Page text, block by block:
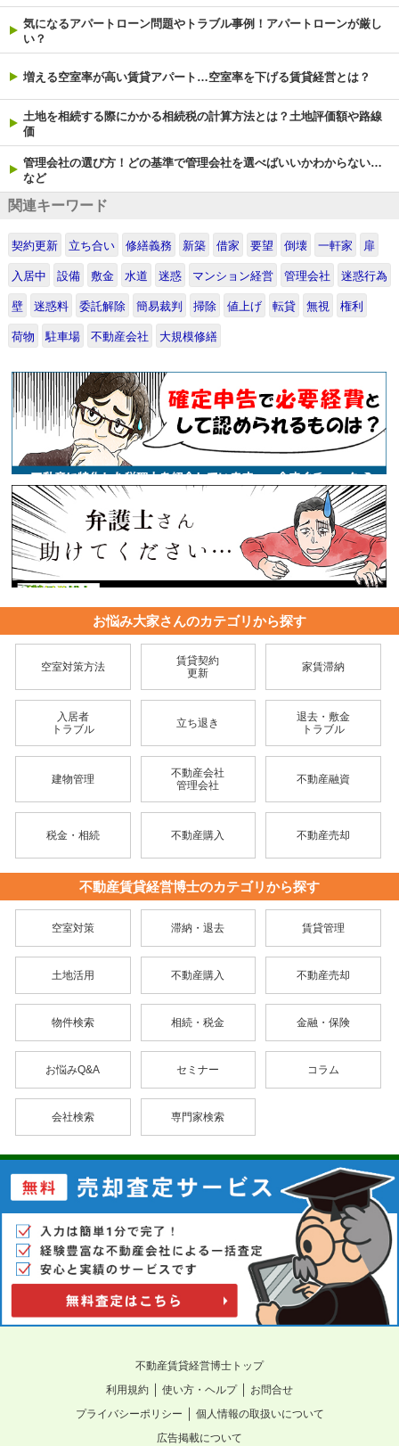
気になるアパートローン問題やトラブル事例！アパートローンが厳し
い？
増える空室率が高い賃貸アパート…空室率を下げる賃貸経営とは？
土地を相続する際にかかる相続税の計算方法とは？土地評価額や路線
価
管理会社の選び方！どの基準で管理会社を選べばいいかわからない…
など
関連キーワード
契約更新 立ち合い 修繕義務 新築 借家 要望 倒壊 一軒家 扉
入居中 設備 敷金 水道 迷惑 マンション経営 管理会社 迷惑行為
壁 迷惑料 委託解除 簡易裁判 掃除 値上げ 転貸 無視 権利
荷物 駐車場 不動産会社 大規模修繕
お悩み大家さんのカテゴリから探す
空室対策方法
賃貸契約
更新
家賃滞納
入居者
トラブル
立ち退き
退去・敷金
トラブル
建物管理
不動産会社
管理会社
不動産融資
税金・相続 不動産購入 不動産売却
不動産賃貸経営博士のカテゴリから探す
空室対策 滞納・退去 賃貸管理
土地活用 不動産購入 不動産売却
物件検索 相続・税金 金融・保険
お悩みQ&A セミナー コラム
会社検索 専門家検索
不動産賃貸経営博士トップ
利用規約 ｜ 使い方・ヘルプ｜ お問合せ
プライバシーポリシー ｜ 個人情報の取扱いについて
広告掲載について